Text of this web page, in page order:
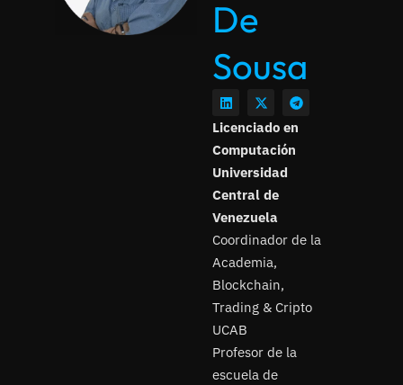
De
Sousa
Licenciado en
Computación
Universidad
Central de
Venezuela
Coordinador de la
Academia,
Blockchain,
Trading & Cripto
UCAB
Profesor de la
escuela de